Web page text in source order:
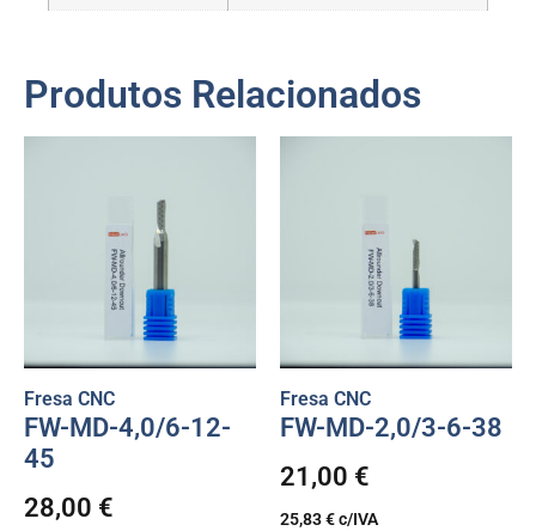
Produtos Relacionados
Fresa CNC
FW-MD-4,0/6-12-
45
28,00 €
Fresa CNC
FW-MD-2,0/3-6-38
21,00 €
25,83€c/IVA